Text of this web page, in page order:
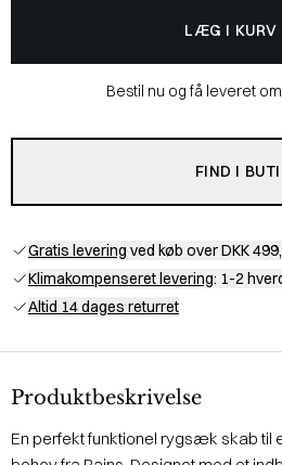
LÆG I KURV
Bestil nu og få leveret om
FIND I
Gratis levering ved køb over DKK
Klimakompenseret levering: 1-2
Altid 14 dages returret
Produktbeskrivelse
En perfekt funktionel rygsæk skab til